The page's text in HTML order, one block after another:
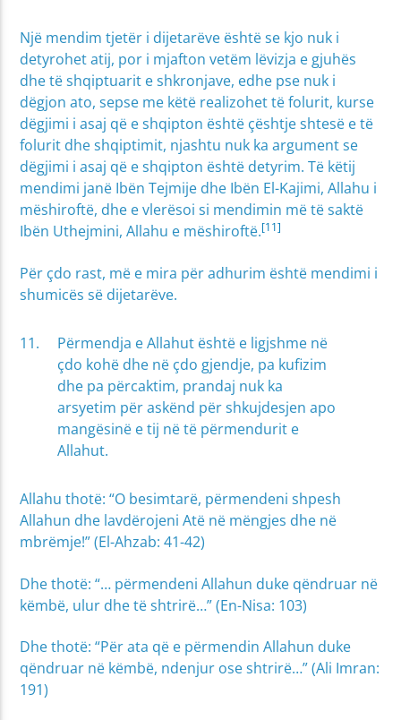
Një mendim tjetër i dijetarëve është se kjo nuk i
detyrohet atij, por i mjafton vetëm lëvizja e gjuhës
dhe të shqiptuarit e shkronjave, edhe pse nuk i
dëgjon ato, sepse me këtë realizohet të folurit, kurse
dëgjimi i asaj që e shqipton është çështje shtesë e të
folurit dhe shqiptimit, njashtu nuk ka argument se
dëgjimi i asaj që e shqipton është detyrim. Të këtij
mendimi janë Ibën Tejmije dhe Ibën El-Kajimi, Allahu i
mëshiroftë, dhe e vlerësoi si mendimin më të saktë
Ibën Uthejmini, Allahu e mëshiroftë.[11]
Për çdo rast, më e mira për adhurim është mendimi i
shumicës së dijetarëve.
Përmendja e Allahut është e ligjshme në
çdo kohë dhe në çdo gjendje, pa kufizim
dhe pa përcaktim, prandaj nuk ka
arsyetim për askënd për shkujdesjen apo
mangësinë e tij në të përmendurit e
Allahut.
Allahu thotë: “O besimtarë, përmendeni shpesh
Allahun dhe lavdërojeni Atë në mëngjes dhe në
mbrëmje!” (El-Ahzab: 41-42)
Dhe thotë: “… përmendeni Allahun duke qëndruar në
këmbë, ulur dhe të shtrirë…” (En-Nisa: 103)
Dhe thotë: “Për ata që e përmendin Allahun duke
qëndruar në këmbë, ndenjur ose shtrirë…” (Ali Imran:
191)